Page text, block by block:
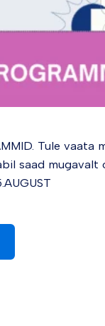
Tule vaata
saad mugavalt